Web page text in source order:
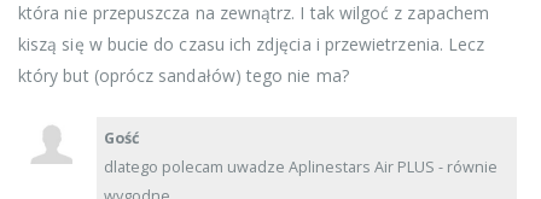
która nie przepuszcza na zewnątrz. I tak wilgoć z zapachem
kiszą się w bucie do czasu ich zdjęcia i przewietrzenia. Lecz
który but (oprócz sandałów) tego nie ma?
Gość
dlatego polecam uwadze Aplinestars Air PLUS - równie